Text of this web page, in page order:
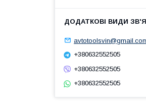
+380632552505
+380632552505
+380632552505